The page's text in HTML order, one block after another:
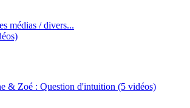
médias / divers...
& Zoé : Question d'intuition (5 vidéos)